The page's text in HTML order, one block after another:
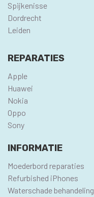
Spijkenisse
Dordrecht
Leiden
REPARATIES
Apple
Huawei
Nokia
Oppo
Sony
INFORMATIE
Moederbord reparaties
Refurbished iPhones
Waterschade behandeling